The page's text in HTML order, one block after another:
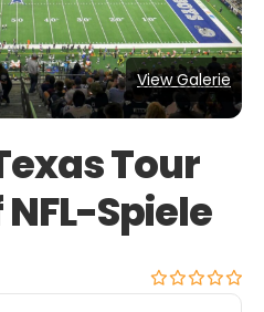
View Galerie
Tour
Spiele